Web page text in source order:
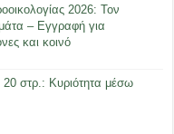
2026: Τον
– Εγγραφή για
και κοινό
στρ.: Κυριότητα μέσω